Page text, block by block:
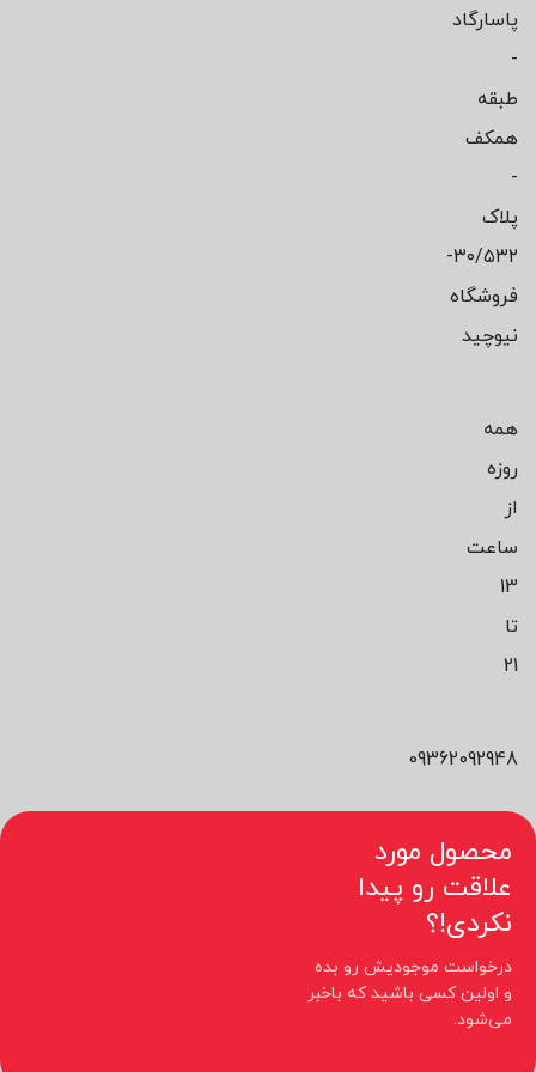
پاسارگاد
-
طبقه
همکف
-
پلاک
۳۰/۵۳۲-
فروشگاه
نیوچید
همه
روزه
از
ساعت
13
تا
21
09362092948
محصول مورد
علاقت رو پیدا
نکردی!؟
درخواست موجودیش رو بده
و اولین کسی باشید که باخبر
می‌شود.